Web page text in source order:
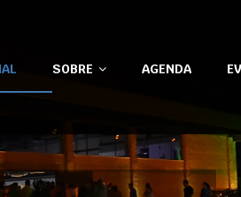
SOBRE AGENDA